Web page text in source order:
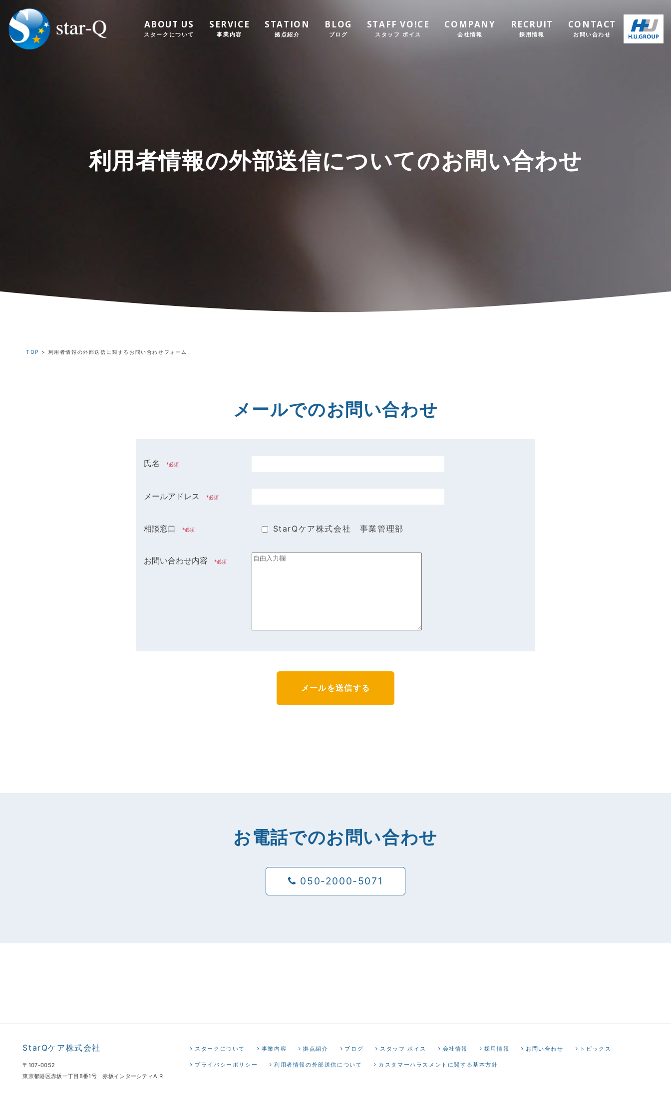
ABOUT US
スタークについて
SERVICE
事業内容
STATION
拠点紹介
BLOG
ブログ
STAFF VO!CE
スタッフ ボイス
COMPANY
会社情報
RECRUIT
採用情報
CONTACT
お問い合わせ
利用者情報の外部送信についてのお問い合わせ
TOP > 利用者情報の外部送信に関するお問い合わせフォーム
メールでのお問い合わせ
氏名
メールアドレス
相談窓口 StarQケア株式会社 事業管理部
お問い合わせ内容
お電話でのお問い合わせ
050-2000-5071
StarQケア株式会社
〒107-0052
東京都港区赤坂一丁目8番1号 赤坂インターシティAIR
スタークについて 事業内容 拠点紹介 ブログ スタッフ ボイス 会社情報 採用情報 お問い合わせ トピックス
プライバシーポリシー 利用者情報の外部送信について カスタマーハラスメントに関する基本方針